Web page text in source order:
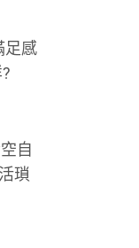
足感
自
瑣